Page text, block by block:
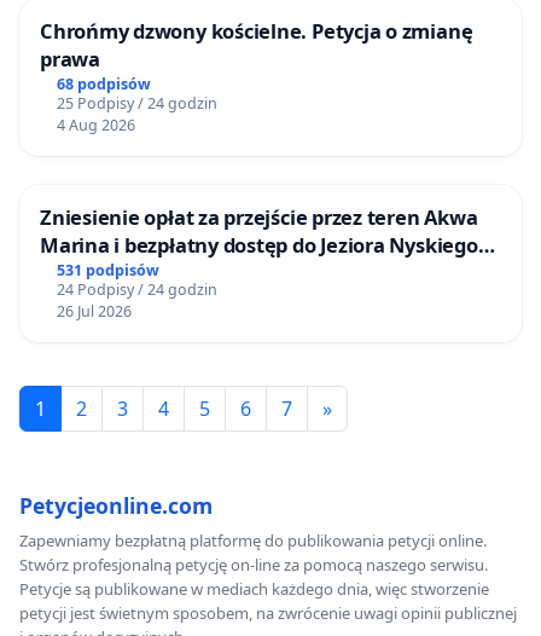
Chrońmy dzwony kościelne. Petycja o zmianę
prawa
68 podpisów
25 Podpisy / 24 godzin
4 Aug 2026
Zniesienie opłat za przejście przez teren Akwa
Marina i bezpłatny dostęp do Jeziora Nyskiego
dla mieszkańców Gminy Nysa
531 podpisów
24 Podpisy / 24 godzin
26 Jul 2026
1 2 3 4 5 6 7 »
Petycjeonline.com
Zapewniamy bezpłatną platformę do publikowania petycji online.
Stwórz profesjonalną petycję on-line za pomocą naszego serwisu.
Petycje są publikowane w mediach każdego dnia, więc stworzenie
petycji jest świetnym sposobem, na zwrócenie uwagi opinii publicznej